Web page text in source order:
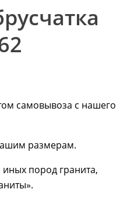
самовывоза с нашего
размерам.
пород гранита,